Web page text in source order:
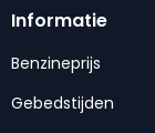
Informatie
Benzineprijs
Gebedstijden